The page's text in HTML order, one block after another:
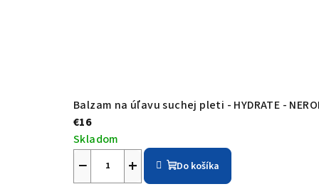
Balzam na úľavu suchej pleti - HYDRATE -
€16
Skladom
+
− Do košíka